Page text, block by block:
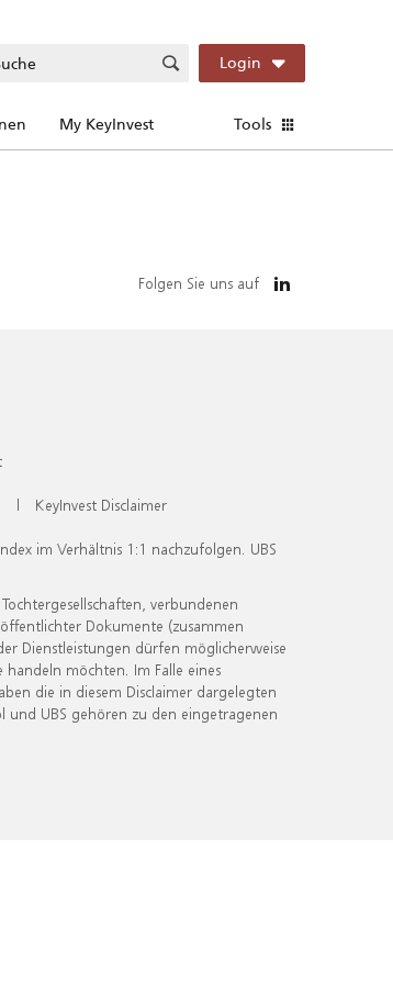
Login
My KeyInvest Tools
Folgen Sie uns auf
| KeyInvest Disclaimer
im Verhältnis 1:1 nachzufolgen. UBS
verbundenen
Dokumente (zusammen
Dienstleistungen dürfen möglicherweise
möchten. Im Falle eines
die in diesem Disclaimer dargelegten
UBS gehören zu den eingetragenen